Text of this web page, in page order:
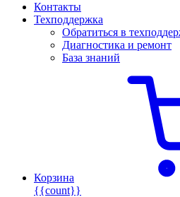
Контакты
Техподдержка
Обратиться в
Диагностика и ремонт
База знаний
Корзина
{{count}}